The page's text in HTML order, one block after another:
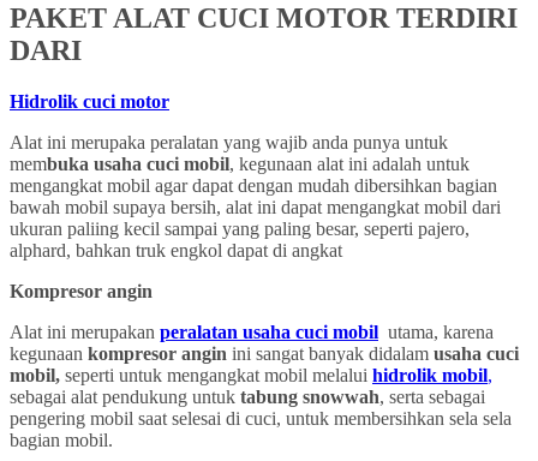
PAKET ALAT CUCI MOTOR TERDIRI
DARI
Hidrolik cuci motor
Alat ini merupaka peralatan yang wajib anda punya untuk
membuka usaha cuci mobil, kegunaan alat ini adalah untuk
mengangkat mobil agar dapat dengan mudah dibersihkan bagian
bawah mobil supaya bersih, alat ini dapat mengangkat mobil dari
ukuran paliing kecil sampai yang paling besar, seperti pajero,
alphard, bahkan truk engkol dapat di angkat
Kompresor angin
Alat ini merupakan peralatan usaha cuci mobil utama, karena
kegunaan kompresor angin ini sangat banyak didalam usaha cuci
mobil, seperti untuk mengangkat mobil melalui hidrolik mobil,
sebagai alat pendukung untuk tabung snowwah, serta sebagai
pengering mobil saat selesai di cuci, untuk membersihkan sela sela
bagian mobil.